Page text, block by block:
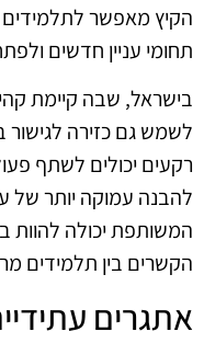
הקיץ מאפשר לתלמידים
תחומי עניין חדשים
בישראל, שבה קיימת
לשמש גם כזירה לגישור
רקעים יכולים לשתף
להבנה עמוקה יותר של
המשותפת יכולה להוות
הקשרים בין תלמידים
אתגרים